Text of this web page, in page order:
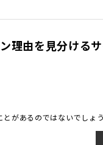
理由を見分ける
とがあるのではないでしょ